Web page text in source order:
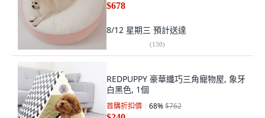
$678
8/12 星期三 預計送達
(130)
REDPUPPY 豪華纖巧三角寵物屋, 象牙
白黑色, 1個
首購折扣價 68%$762